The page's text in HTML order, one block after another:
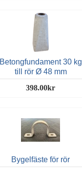
Betongfundament 30 kg
till rör Ø 48 mm
398.00kr
Bygelfäste för rör